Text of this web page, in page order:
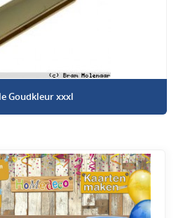
Goudkleur xxxl